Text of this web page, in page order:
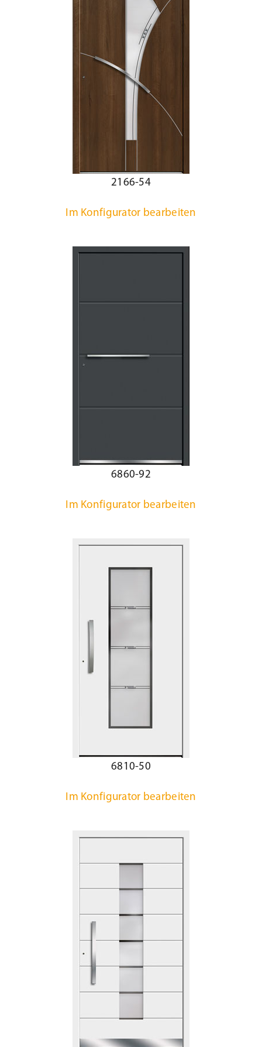
2166-54
Im Konfigurator bearbeiten
6860-92
Im Konfigurator bearbeiten
6810-50
Im Konfigurator bearbeiten